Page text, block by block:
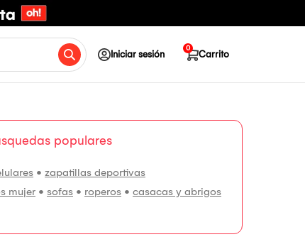
Iniciar sesión Carrito
0
populares
• zapatillas deportivas
mujer • sofas • roperos • casacas y abrigos